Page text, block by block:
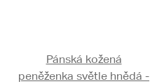
Pánská kožená
peněženka světle hnědá -